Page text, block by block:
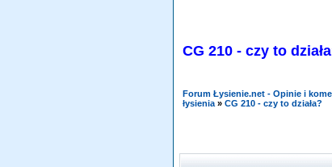
CG 210 - czy to
Forum Łysienie.net - Opinie i
łysienia » CG 210 - czy to działa?